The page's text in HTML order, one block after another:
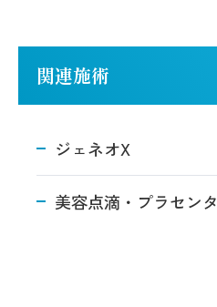
関連施術
ジェネオX
美容点滴・プラセンタ